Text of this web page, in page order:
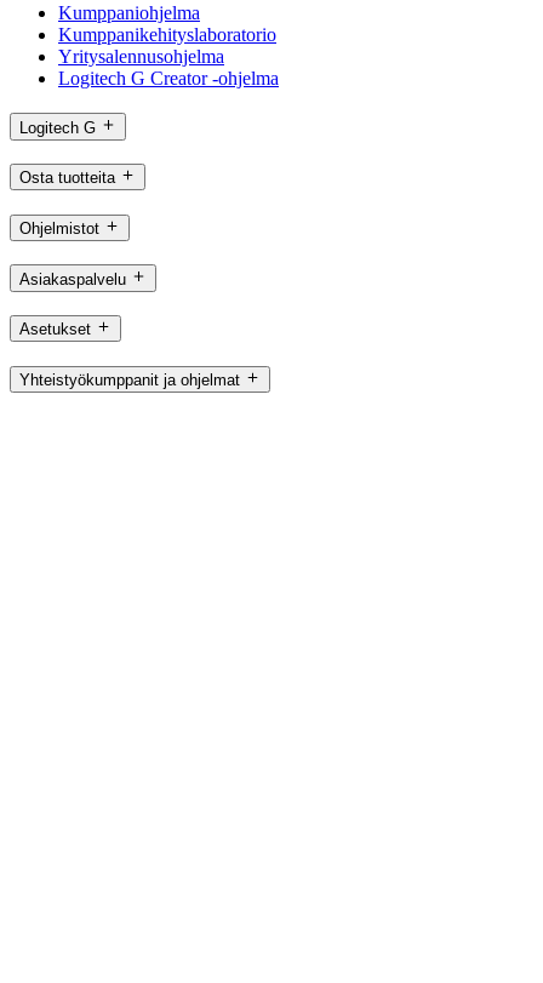
Kumppaniohjelma
Kumppanikehityslaboratorio
Yritysalennusohjelma
Logitech G Creator -ohjelma
Logitech G
Osta tuotteita
Ohjelmistot
Asiakaspalvelu
Asetukset
Yhteistyökumppanit ja ohjelmat